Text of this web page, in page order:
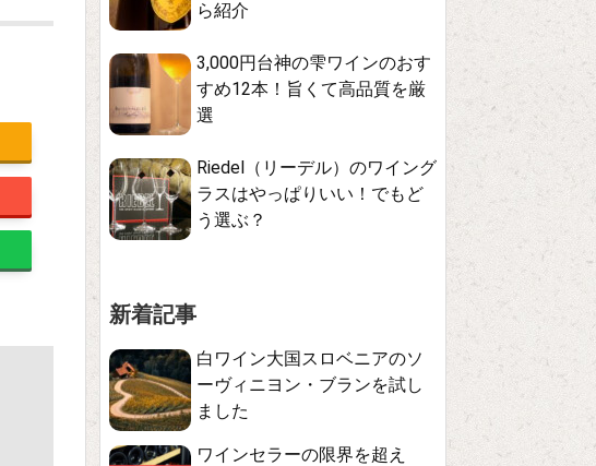
ら紹介
3,000円台神の雫ワインのおす
すめ12本！旨くて高品質を厳
選
Riedel（リーデル）のワイング
ラスはやっぱりいい！でもど
う選ぶ？
新着記事
白ワイン大国スロベニアのソ
ーヴィニヨン・ブランを試し
ました
ワインセラーの限界を超え